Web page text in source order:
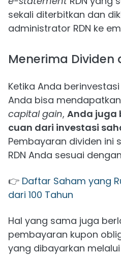
sekali diterbitkan dan
administrator RDN ke
Menerima Dividen
Ketika Anda
Anda bisa
capital gain, Anda juga
cuan dari investasi
Pembayaran dividen ini
RDN Anda sesuai dengan
👉 Daftar Saham yang
dari 100 Tahun
Hal yang sama juga
pembayaran kupon
yang dibayarkan melalui